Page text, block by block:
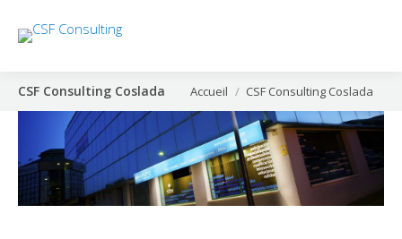
CSF Consulting Coslada Vous êtes ici :
Accueil CSF Consulting Coslada